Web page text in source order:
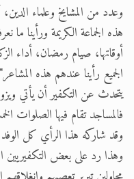
وعدد من المشايخ وعلماء
هذه الجماعة الكريمة ورأينا ما
أوقاتها، صيام رمضان، أداء
الجميع رأينا عندهم هذه
يتحدث عن التكفير أن يأتي
فالمساجد تقام فيها الصلوات
وقد شاركه هذا الرأي كل
وهذا رد على بعض التكفيريين